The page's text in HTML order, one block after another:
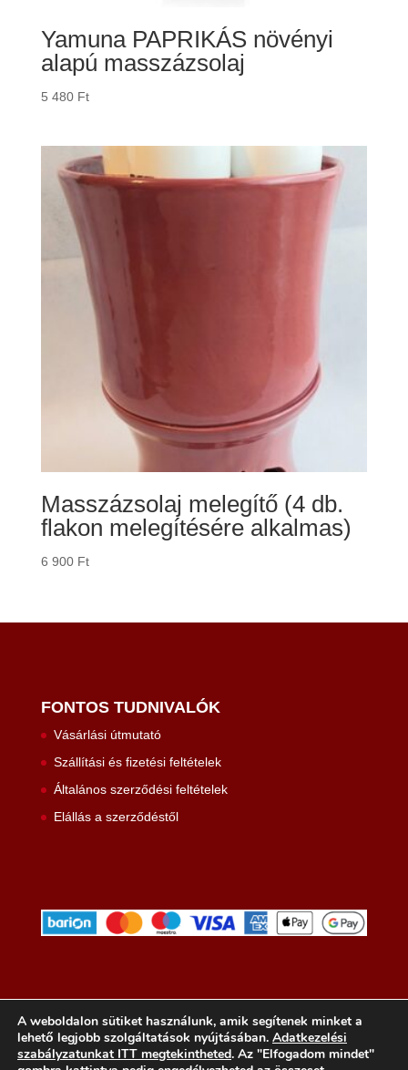
Yamuna PAPRIKÁS növényi
alapú masszázsolaj
5 480 Ft
Masszázsolaj melegítő (4 db.
flakon melegítésére alkalmas)
6 900 Ft
FONTOS TUDNIVALÓK
Vásárlási útmutató
Szállítási és fizetési feltételek
Általános szerződési feltételek
Elállás a szerződéstől
A weboldalon sütiket használunk, amik segítenek minket a
lehető legjobb szolgáltatások nyújtásában. Adatkezelési
szabályzatunkat ITT megtekintheted. Az "Elfogadom mindet"